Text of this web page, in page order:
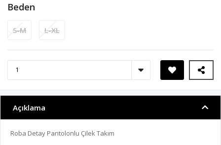
Beden
S-M L-XL
Açıklama
Roba Detay Pantolonlu Çilek Takım